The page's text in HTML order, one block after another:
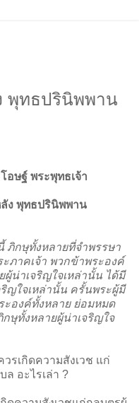
พุทธปรินิพพาน
อษฐ์ พระพุทธเจ้า
ลัง พุทธปรินิพพาน
ภิกษุทั้งหลายที่จำพรรษา
ภาคเจ้า พวกข้าพระองค์
น่าเจริญใจเหล่านั้น ได้มี
ญใจเหล่านั้น ครั้นพระผู้มี
ะองค์ทั้งหลาย ย่อมหมด
ษุทั้งหลายผู้น่าเจริญใจ
รเกิดความสังเวช แก่
อะไรเล่า ?